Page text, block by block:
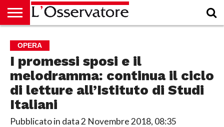
CULTURA
ECONOMIA
RUBRICHE
ARCHIVIO
PODCAST
ABBONAMENTO
CHI
SIAMO
ACCEDI
OPERA
I promessi sposi e il
melodramma: continua il ciclo
di letture all’Istituto di Studi
Italiani
Pubblicato in data2 Novembre 2018, 08:35